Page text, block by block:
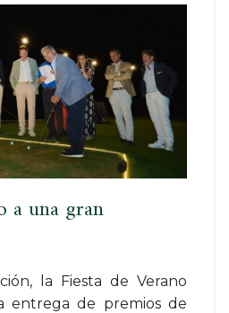
a una gran
la Fiesta de Verano
entrega de premios de